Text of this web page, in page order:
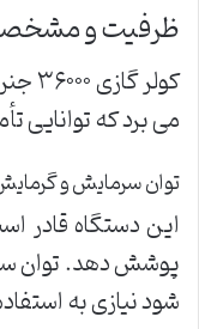
ظرفیت و
می برد که توانایی
توان سرمایش و
پوشش دهد. توان
شود نیازی به